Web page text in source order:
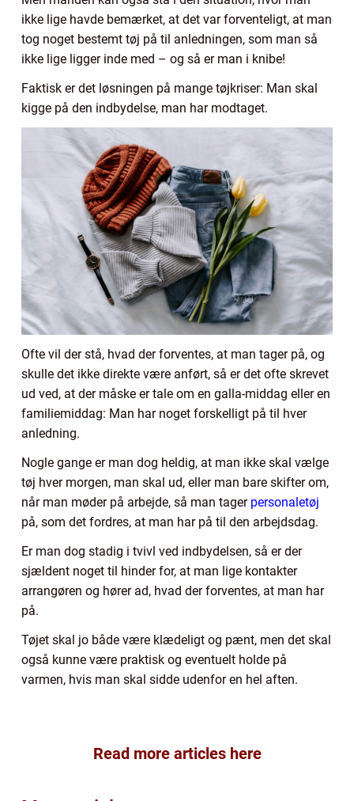
ikke lige havde bemærket, at det var forventeligt, at man
tog noget bestemt tøj på til anledningen, som man så
ikke lige ligger inde med – og så er man i knibe!
Faktisk er det løsningen på mange tøjkriser: Man skal
kigge på den indbydelse, man har modtaget.
Ofte vil der stå, hvad der forventes, at man tager på, og
skulle det ikke direkte være anført, så er det ofte skrevet
ud ved, at der måske er tale om en galla-middag eller en
familiemiddag: Man har noget forskelligt på til hver
anledning.
Nogle gange er man dog heldig, at man ikke skal vælge
tøj hver morgen, man skal ud, eller man bare skifter om,
når man møder på arbejde, så man tager personaletøj
på, som det fordres, at man har på til den arbejdsdag.
Er man dog stadig i tvivl ved indbydelsen, så er der
sjældent noget til hinder for, at man lige kontakter
arrangøren og hører ad, hvad der forventes, at man har
på.
Tøjet skal jo både være klædeligt og pænt, men det skal
også kunne være praktisk og eventuelt holde på
varmen, hvis man skal sidde udenfor en hel aften.
Read more articles here